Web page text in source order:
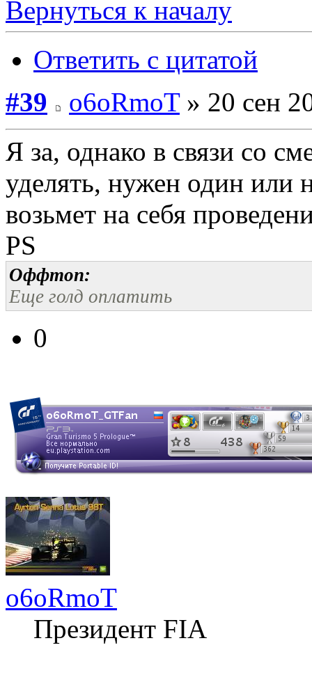
Вернуться к началу
Ответить с цитатой
#39
o6oRmoT» 20 сен
Я за, однако в связи со
уделять, нужен один или
возьмет на себя
PS
Оффтоп:
Еще голд оплатить
0
o6oRmoT
Президент FIA